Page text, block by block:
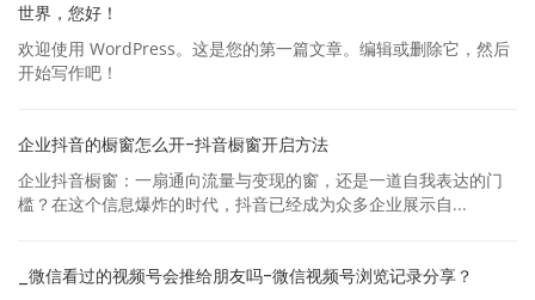
世界，您好！
欢迎使用 WordPress。这是您的第一篇文章。编辑或删除它，然后
开始写作吧！
企业抖音的橱窗怎么开-抖音橱窗开启方法
企业抖音橱窗：一扇通向流量与变现的窗，还是一道自我表达的门
槛？在这个信息爆炸的时代，抖音已经成为众多企业展示自...
_微信看过的视频号会推给朋友吗-微信视频号浏览记录分享？